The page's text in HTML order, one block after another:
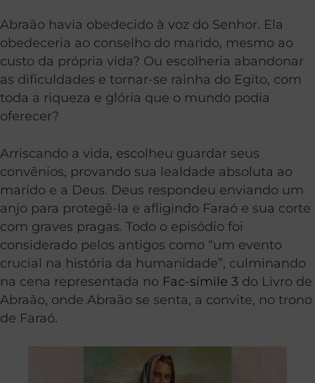
Abraão havia obedecido à voz do Senhor. Ela
obedeceria ao conselho do marido, mesmo ao
custo da própria vida? Ou escolheria abandonar
as dificuldades e tornar-se rainha do Egito, com
toda a riqueza e glória que o mundo podia
oferecer?
Arriscando a vida, escolheu guardar seus
convênios, provando sua lealdade absoluta ao
marido e a Deus. Deus respondeu enviando um
anjo para protegê-la e afligindo Faraó e sua corte
com graves pragas. Todo o episódio foi
considerado pelos antigos como “um evento
crucial na história da humanidade”, culminando
na cena representada no Fac-símile 3 do Livro de
Abraão, onde Abraão se senta, a convite, no trono
de Faraó.